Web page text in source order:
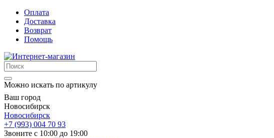
Оплата
Доставка
Возврат
Помощь
Можно искать по артикулу
Ваш город
Новосибирск
Новосибирск
+7 (993) 004 70 93
Звоните с 10:00 до 19:00